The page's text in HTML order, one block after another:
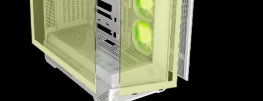
presentes. Ambos com o mesmo propósito:
evitar o acúmulo de poeira e facilitar a limpeza.